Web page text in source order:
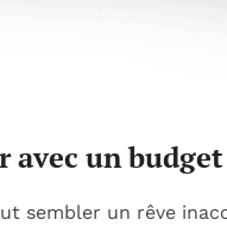
avec un
sembler un rêve